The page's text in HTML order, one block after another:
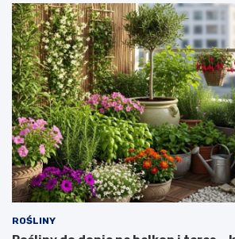
s
t
o
s
o
w
a
n
i
e
?
ROŚLINY